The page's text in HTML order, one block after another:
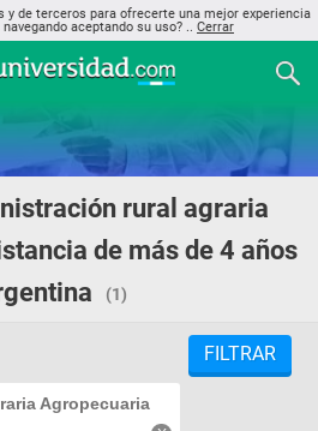
de terceros para ofrecerte una mejor experiencia
aceptando su uso? .. Cerrar
rural agraria
de más de 4 años
(1)
Agropecuaria
FILTRAR